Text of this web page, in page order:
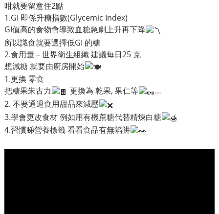
咁就要留意住2點
1.GI 即係升糖指數(Glycemic Index)
GI值高的食物會導致血糖急劇上升再下降
所以識食就要選擇低GI 的糖
2.食用量 – 世界衛生組織 建議每日25 克
想減糖 就要由廚房開始
1.更換 零食
把糖果朱古力
更換為 乾果, 果仁等
…
2. 不要通過食用甜品來減壓
3.學會更改食材 例如用有機蔗糖代替精煉白糖
4.習慣睇營養標籤 看看食品有無陷阱